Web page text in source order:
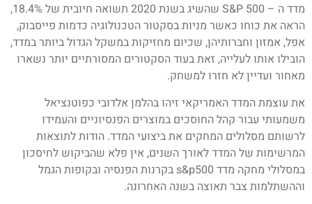
מדד ה – S&P 500 שהשיג בשנת 2020 תשואה חיובית של 18.4%,
הראה את כוחו כאשר מניות בסקטור הטכנולוגיה כדמות פייסבוק,
אפל, אמזון וחברותיהן, שכיום מחזיקות במשקל הגדול ביותר במדד,
הובילו אותו לעלייה, זאת בעוד הסקטורים המסורתיים יותר נשארו
מאחור ועדיין לא חזרו למשחק.
את עוצמת המדד האמריקאי זיהו בהלמן אלדובי כפוטנציאל
משמעותי עבור קהל החוסכים במוצרים הפנסיוניים והעמידו
לרשותם מסלולים המחקים את ביצועי המדד. הודות לתוצאות
המרשימות של המדד לאורך השנים, אין פלא שהביקוש לחיסכון
במסלולי מחקה מדד s&p500 בקרנות הפנסיה ובקופות הגמל
וההשתלמות צבר תאוצה בשנה האחרונה.